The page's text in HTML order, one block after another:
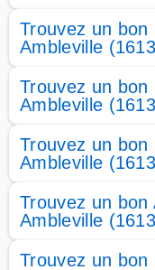
Trouvez un
Ambleville
Trouvez un bon
Ambleville
Trouvez un bon
Ambleville
Trouvez un bon
Ambleville
Trouvez un bon